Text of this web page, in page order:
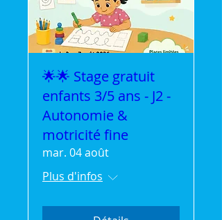
🌟🌟 Stage gratuit
enfants 3/5 ans - J2 -
Autonomie &
motricité fine
mar. 04 août
Plus d'infos